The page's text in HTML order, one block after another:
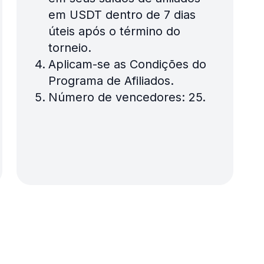
em USDT dentro de 7 dias
úteis após o término do
torneio.
Aplicam-se as Condições do
Programa de Afiliados.
Número de vencedores: 25.